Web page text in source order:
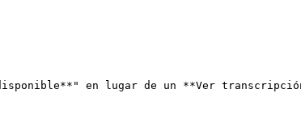
en lugar de un **Ver